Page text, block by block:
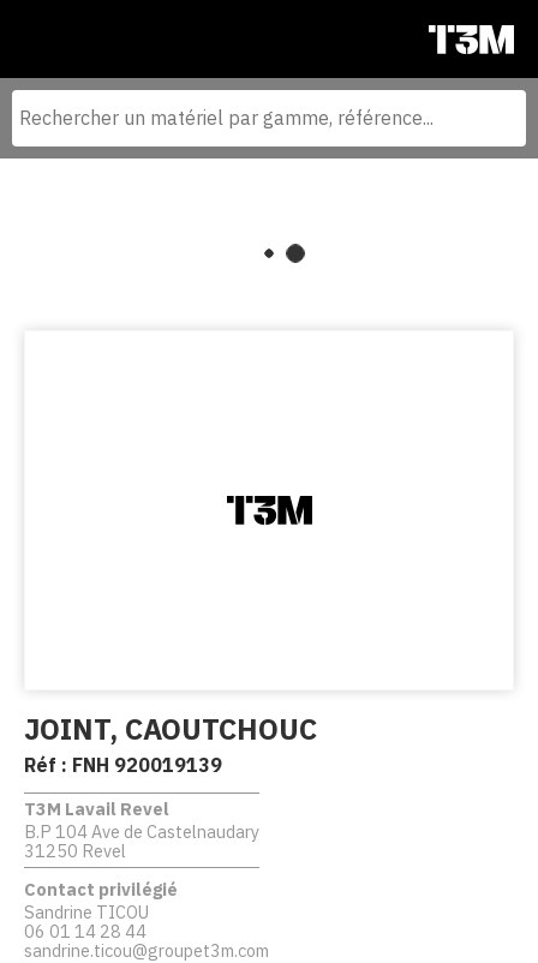
JOINT, CAOUTCHOUC
Réf : FNH 920019139
T3M Lavail Revel
B.P 104 Ave de Castelnaudary
31250 Revel
Contact privilégié
Sandrine TICOU
06 01 14 28 44
sandrine.ticou@groupet3m.com